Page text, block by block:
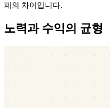
폐의 차이입니다.
노력과 수익의 균형